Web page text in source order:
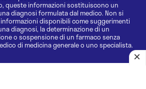
queste informazioni sostituiscono un
diagnosi formulata dal medico. Non si
disponibili come suggerimenti
diagnosi, la determinazione di un
o sospensione di un farmaco senza
di medicina generale o uno specialista.